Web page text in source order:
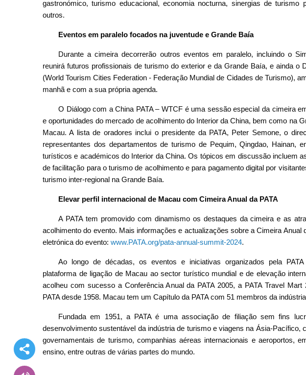
gastronómico, turismo educacional, economia nocturna, sinergias de turismo
outros.
Eventos em paralelo focados na juventude e Grande Baía
Durante a cimeira decorrerão outros eventos em paralelo, incluindo o
reunirá futuros profissionais de turismo do exterior e da Grande Baía, e ainda o
(World Tourism Cities Federation - Federação Mundial de Cidades de Turismo),
manhã e com a sua própria agenda.
O Diálogo com a China PATA – WTCF é uma sessão especial da cimeira
e oportunidades do mercado de acolhimento do Interior da China, bem como na
Macau. A lista de oradores inclui o presidente da PATA, Peter Semone, o
representantes dos departamentos de turismo de Pequim, Qingdao, Hainan,
turísticos e académicos do Interior da China. Os tópicos em discussão incluem
de facilitação para o turismo de acolhimento e para pagamento digital por
turismo inter-regional na Grande Baía.
Elevar perfil internacional de Macau com Cimeira Anual da PATA
A PATA tem promovido com dinamismo os destaques da cimeira e as
acolhimento do evento. Mais informações e actualizações sobre a Cimeira Anual
eletrónica do evento: www.PATA.org/pata-annual-summit-2024.
Ao longo de décadas, os eventos e iniciativas organizados pela
plataforma de ligação de Macau ao sector turístico mundial e de elevação
acolheu com sucesso a Conferência Anual da PATA 2005, a PATA Travel
PATA desde 1958. Macau tem um Capítulo da PATA com 51 membros da
Fundada em 1951, a PATA é uma associação de filiação sem fins
desenvolvimento sustentável da indústria de turismo e viagens na Ásia-Pacífico,
governamentais de turismo, companhias aéreas internacionais e aeroportos,
ensino, entre outras de várias partes do mundo.